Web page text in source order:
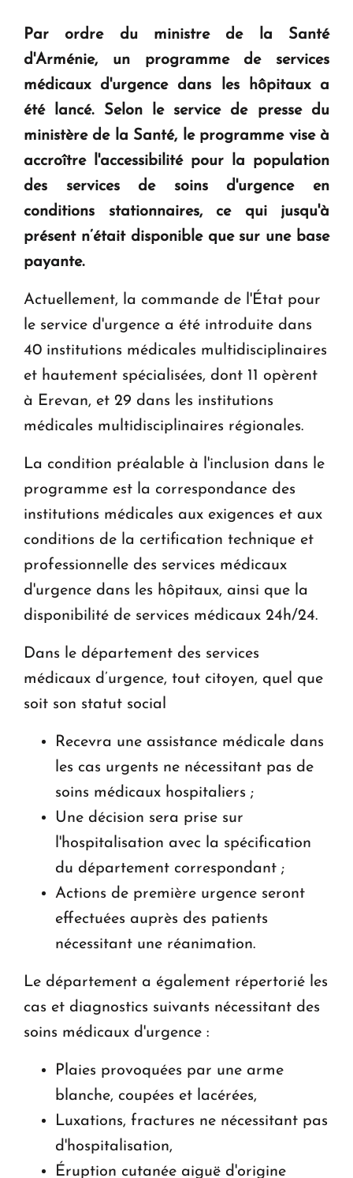
question d'un référendum ne se pose pas. "
KASA : 30 ans d'audace, de résilience et d'avenir
en Arménie
Le premier hôtel Hyatt Regency d'Arménie
ouvrira ses portes à Dilijan
Par ordre du ministre de la Santé
d'Arménie, un programme de services
médicaux d'urgence dans les hôpitaux a
été lancé. Selon le service de presse du
ministère de la Santé, le programme vise à
accroître l'accessibilité pour la population
des services de soins d'urgence en
conditions stationnaires, ce qui jusqu'à
présent n’était disponible que sur une base
payante.
Actuellement, la commande de l'État pour
le service d'urgence a été introduite dans
40 institutions médicales multidisciplinaires
et hautement spécialisées, dont 11 opèrent
à Erevan, et 29 dans les institutions
médicales multidisciplinaires régionales.
La condition préalable à l'inclusion dans le
programme est la correspondance des
institutions médicales aux exigences et aux
conditions de la certification technique et
professionnelle des services médicaux
d'urgence dans les hôpitaux, ainsi que la
disponibilité de services médicaux 24h/24.
Dans le département des services
médicaux d’urgence, tout citoyen, quel que
soit son statut social
Recevra une assistance médicale dans
les cas urgents ne nécessitant pas de
soins médicaux hospitaliers ;
Une décision sera prise sur
l'hospitalisation avec la spécification
du département correspondant ;
Actions de première urgence seront
effectuées auprès des patients
nécessitant une réanimation.
Le département a également répertorié les
cas et diagnostics suivants nécessitant des
soins médicaux d'urgence :
Plaies provoquées par une arme
blanche, coupées et lacérées,
Luxations, fractures ne nécessitant pas
d'hospitalisation,
Éruption cutanée aiguë d'origine